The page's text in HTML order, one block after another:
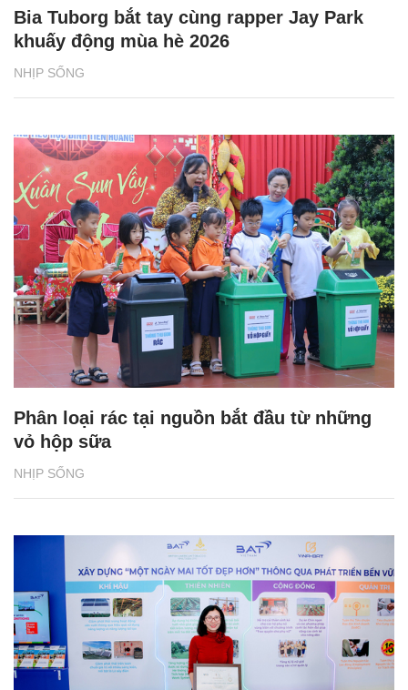
NHỊP SỐNG
Bia Tuborg bắt tay cùng rapper Jay Park
khuấy động mùa hè 2026
NHỊP SỐNG
Phân loại rác tại nguồn bắt đầu từ những
vỏ hộp sữa